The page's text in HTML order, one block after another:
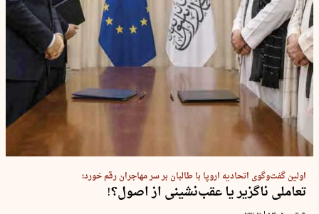
اولین گفت‌وگوی اتحادیه اروپا با طالبان بر سر مهاجران رقم خورد؛
تعاملی ناگزیر یا عقب‌نشینی از اصول؟!